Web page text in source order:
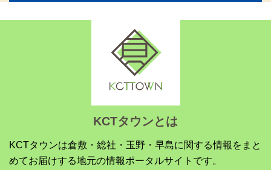
KCTタウンとは
KCTタウンは倉敷・総社・玉野・早島に関する情報をまと
めてお届けする地元の情報ポータルサイトです。